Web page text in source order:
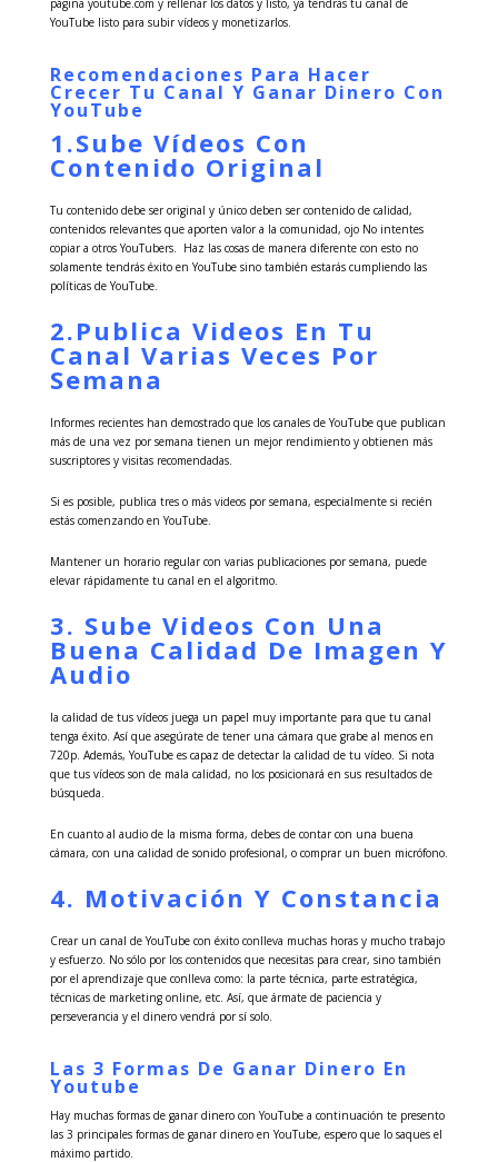
página youtube.com y rellenar los datos y listo, ya tendrás tu canal de
YouTube listo para subir vídeos y monetizarlos.
Recomendaciones Para Hacer
Crecer Tu Canal Y Ganar Dinero Con
YouTube
1.Sube Vídeos Con
Contenido Original
Tu contenido debe ser original y único deben ser contenido de calidad,
contenidos relevantes que aporten valor a la comunidad, ojo No intentes
copiar a otros YouTubers. Haz las cosas de manera diferente con esto no
solamente tendrás éxito en YouTube sino también estarás cumpliendo las
políticas de YouTube.
2.Publica Videos En Tu
Canal Varias Veces Por
Semana
Informes recientes han demostrado que los canales de YouTube que publican
más de una vez por semana tienen un mejor rendimiento y obtienen más
suscriptores y visitas recomendadas.
Si es posible, publica tres o más videos por semana, especialmente si recién
estás comenzando en YouTube.
Mantener un horario regular con varias publicaciones por semana, puede
elevar rápidamente tu canal en el algoritmo.
3. Sube Videos Con Una
Buena Calidad De Imagen Y
Audio
la calidad de tus vídeos juega un papel muy importante para que tu canal
tenga éxito. Así que asegúrate de tener una cámara que grabe al menos en
720p. Además, YouTube es capaz de detectar la calidad de tu vídeo. Si nota
que tus vídeos son de mala calidad, no los posicionará en sus resultados de
búsqueda.
En cuanto al audio de la misma forma, debes de contar con una buena
cámara, con una calidad de sonido profesional, o comprar un buen micrófono.
4. Motivación Y Constancia
Crear un canal de YouTube con éxito conlleva muchas horas y mucho trabajo
y esfuerzo. No sólo por los contenidos que necesitas para crear, sino también
por el aprendizaje que conlleva como: la parte técnica, parte estratégica,
técnicas de marketing online, etc. Así, que ármate de paciencia y
perseverancia y el dinero vendrá por sí solo.
Las 3 Formas De Ganar Dinero En
Youtube
Hay muchas formas de ganar dinero con YouTube a continuación te presento
las 3 principales formas de ganar dinero en YouTube, espero que lo saques el
máximo partido.